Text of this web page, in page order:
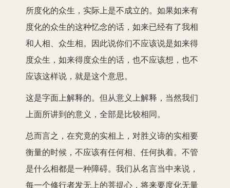
所度化的众生，实际上是不成立的。如果如来有
度化的众生的这种忆念的话，如来已经有了我相
和人相、众生相。因此说你们不应该说是如来得
度众生，如来得度众生的话，也不应该想，也不
应该这样说，就是这个意思。
这是字面上解释的。但从意义上解释，当然我们
上面所讲到的意义，全部是比较相同。
总而言之，在究竟的实相上，对胜义谛的实相要
衡量的时候，不应该有任何相、任何执着。不管
是什么相都是一种障碍。我们从名言当中来说，
每一个修行者发无上的菩提心，将来要度化无量